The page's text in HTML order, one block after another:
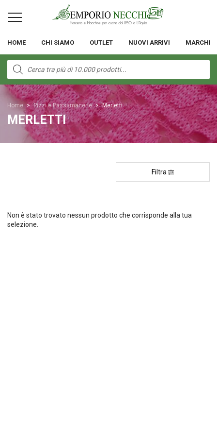
HOME CHI SIAMO OUTLET NUOVI ARRIVI MARCHI
Products
search
Home > Pizzi e Passamanerie > Merletti
MERLETTI
Filtra
Non è stato trovato nessun prodotto che corrisponde alla tua
selezione.